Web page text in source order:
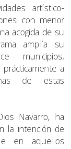
artístico-
con menor
acogida de su
amplía su
municipios,
a
de estas
Navarro, ha
la intención de
en aquellos